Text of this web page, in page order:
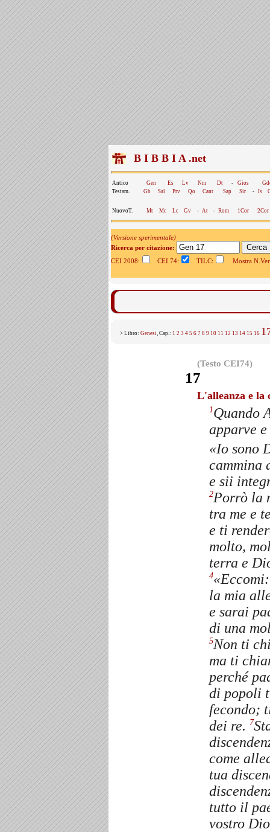
B I B B I A .net
Antico Gen Es Lv Nm Dt - Gios
Testam.
Gb Sal Prv Qo Cant Sap Sir - Is
NuovoT. Mt Mc Lc Gv - At - Rom 1Cor 2Cor
(Versione sperimentale)
Ricerca per citazione:
CEI 2008:
CEI 74: TILC: Mostra
> Libro: Genesi, Cap.: 1 2 3 4 5 6 7 8 9 10 11 12 13 14 15 16
(Testo CEI74)
17
L'alleanza e la
1Quando
apparve
«Io sono
cammina
e sii
2Porrò la
tra me e
e ti
molto,
terra e
4«Eccomi:
la mia
e sarai
di una
5Non ti
ma ti
perché
di popoli
fecondo;
dei re. 7
come
tua
tutto il
vostro